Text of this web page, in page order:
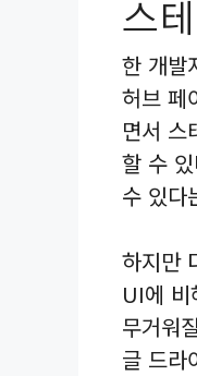
스
한 개발
허브 페
면서 스
할 수
수 있다
하지만
UI에 비
무거워
글 드라